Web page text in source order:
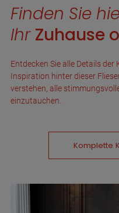
Finden Sie
Ihr Zuhause
Entdecken Sie alle Details der
Inspiration hinter dieser
verstehen, alle
einzutauchen.
Komplette